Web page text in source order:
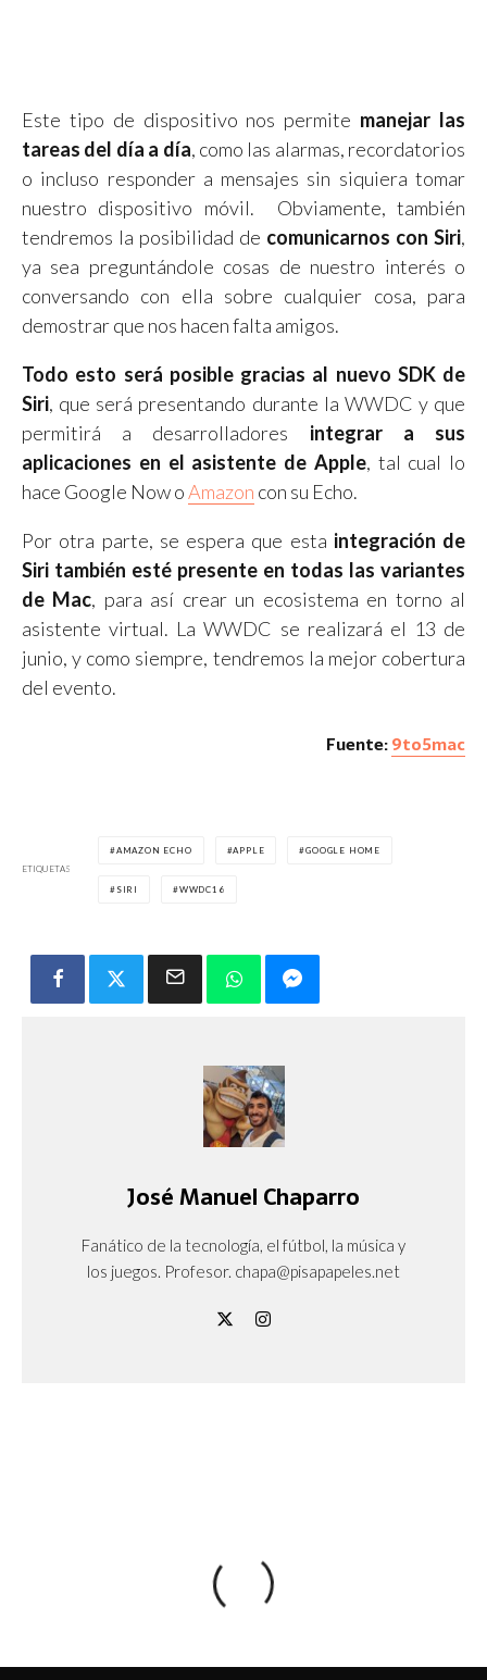
Este tipo de dispositivo nos permite manejar las
tareas del día a día, como las alarmas, recordatorios
o incluso responder a mensajes sin siquiera tomar
nuestro dispositivo móvil. Obviamente, también
tendremos la posibilidad de comunicarnos con Siri,
ya sea preguntándole cosas de nuestro interés o
conversando con ella sobre cualquier cosa, para
demostrar que nos hacen falta amigos.
Todo esto será posible gracias al nuevo SDK de
Siri, que será presentando durante la WWDC y que
permitirá a desarrolladores integrar a sus
aplicaciones en el asistente de Apple, tal cual lo
hace Google Now oAmazon con su Echo.
Por otra parte, se espera que esta integración de
Siri también esté presente en todas las variantes
de Mac, para así crear un ecosistema en torno al
asistente virtual. La WWDC se realizará el 13 de
junio, y como siempre, tendremos la mejor cobertura
del evento.
Fuente:9to5mac
ETIQUETAS
AMAZON ECHO APPLE GOOGLE HOME
SIRI WWDC16
José Manuel Chaparro
Fanático de la tecnología, el fútbol, la música y
los juegos. Profesor. chapa@pisapapeles.net